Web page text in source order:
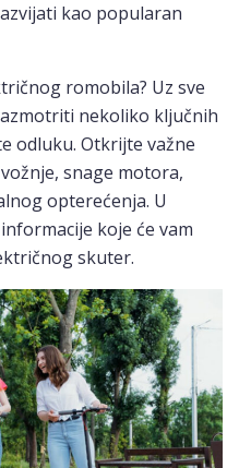
kao popularan
romobila? Uz sve
nekoliko ključnih
odluku. Otkrijte važne
snage motora,
opterećenja. U
koje će vam
skuter.